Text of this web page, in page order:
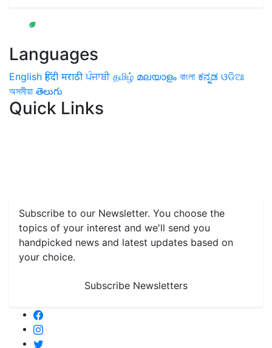
Languages
English हिंदी मराठी ਪੰਜਾਬੀ தமிழ் മലയാളം বাংলা ಕನ್ನಡ ଓଡିଆ
অসমীয়া తెలుగు
Quick Links
Subscribe to our Newsletter. You choose the
topics of your interest and we'll send you
handpicked news and latest updates based on
your choice.
Subscribe Newsletters